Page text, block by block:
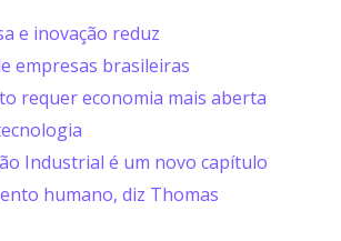
e inovação reduz
empresas brasileiras
requer economia mais aberta
Industrial é um novo capítulo
humano, diz Thomas